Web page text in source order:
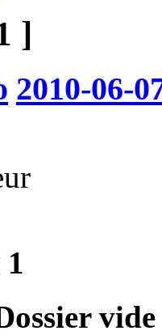
]
2010-06-
1